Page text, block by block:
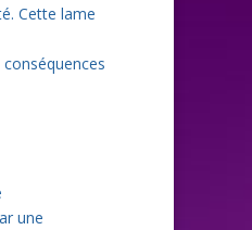
Cette lame
une